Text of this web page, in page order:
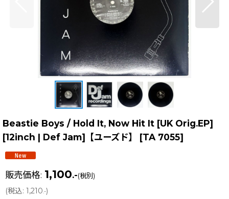
Beastie Boys / Hold It, Now Hit It [UK Orig.EP]
[12inch | Def Jam]【ユーズド】
[TA 7055]
販売価格: 1,100.-(税別)
(税込: 1,210.-)